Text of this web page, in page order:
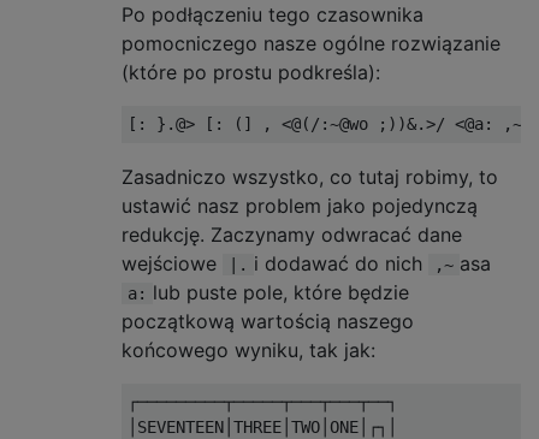
Po podłączeniu tego czasownika
pomocniczego nasze ogólne rozwiązanie
(które po prostu podkreśla):
Zasadniczo wszystko, co tutaj robimy, to
ustawić nasz problem jako pojedynczą
redukcję. Zaczynamy odwracać dane
wejściowe
|. i dodawać do nich ,~ asa
a: lub puste pole, które będzie
początkową wartością naszego
końcowego wyniku, tak jak:
┌─────────┬─────┬───┬───┬──┐
│SEVENTEEN│THREE│TWO│ONE│┌┐│